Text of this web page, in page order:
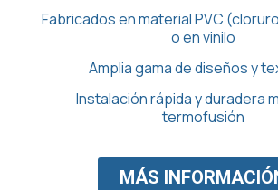
Fabricados en material PVC
o en vinilo
Amplia gama de diseños y
Instalación rápida y duradera
termofusión
MÁS